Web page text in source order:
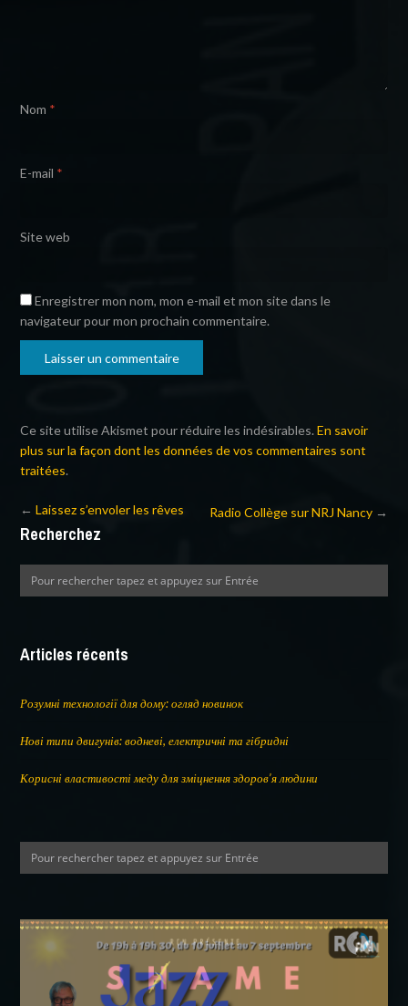
Nom *
E-mail *
Site web
Enregistrer mon nom, mon e-mail et mon site dans le
navigateur pour mon prochain commentaire.
Ce site utilise Akismet pour réduire les indésirables.En savoir
plus sur la façon dont les données de vos commentaires sont
traitées.
←Laissez s’envoler les rêves Radio Collège sur NRJ Nancy→
Recherchez
Articles récents
Розумні технології для дому: огляд новинок
Нові типи двигунів: водневі, електричні та гібридні
Корисні властивості меду для зміцнення здоров’я людини